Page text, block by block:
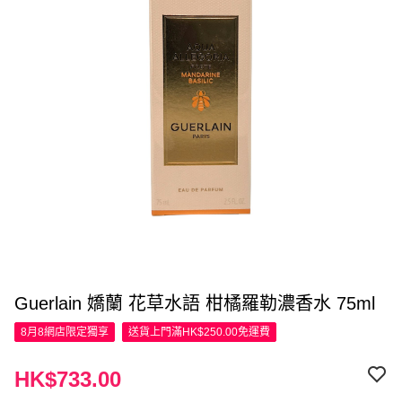
Guerlain 嬌蘭 花草水語 柑橘羅勒濃香水 75ml
8月8網店限定獨享 送貨上門滿HK$250.00免運費
HK$733.00